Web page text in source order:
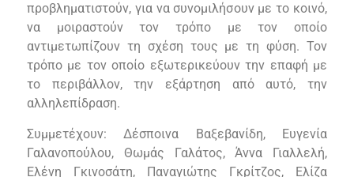
προβληματιστούν, για να συνομιλήσουν με το κοινό,
να μοιραστούν τον τρόπο με τον οποίο
αντιμετωπίζουν τη σχέση τους με τη φύση. Τον
τρόπο με τον οποίο εξωτερικεύουν την επαφή με
το περιβάλλον, την εξάρτηση από αυτό, την
αλληλεπίδραση.
Συμμετέχουν: Δέσποινα Βαξεβανίδη, Ευγενία
Γαλανοπούλου, Θωμάς Γαλάτος, Άννα Γιαλλελή,
Ελένη Γκινοσάτη, Παναγιώτης Γκρίτζος, Ελίζα